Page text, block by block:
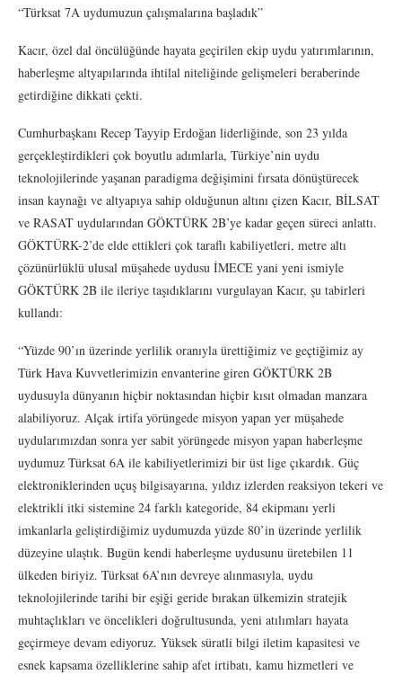
“Türksat 7A uydumuzun çalışmalarına başladık”
Kacır, özel dal öncülüğünde hayata geçirilen ekip uydu yatırımlarının,
haberleşme altyapılarında ihtilal niteliğinde gelişmeleri beraberinde
getirdiğine dikkati çekti.
Cumhurbaşkanı Recep Tayyip Erdoğan liderliğinde, son 23 yılda
gerçekleştirdikleri çok boyutlu adımlarla, Türkiye’nin uydu
teknolojilerinde yaşanan paradigma değişimini fırsata dönüştürecek
insan kaynağı ve altyapıya sahip olduğunun altını çizen Kacır, BİLSAT
ve RASAT uydularından GÖKTÜRK 2B’ye kadar geçen süreci anlattı.
GÖKTÜRK-2’de elde ettikleri çok taraflı kabiliyetleri, metre altı
çözünürlüklü ulusal müşahede uydusu İMECE yani yeni ismiyle
GÖKTÜRK 2B ile ileriye taşıdıklarını vurgulayan Kacır, şu tabirleri
kullandı:
“Yüzde 90’ın üzerinde yerlilik oranıyla ürettiğimiz ve geçtiğimiz ay
Türk Hava Kuvvetlerimizin envanterine giren GÖKTÜRK 2B
uydusuyla dünyanın hiçbir noktasından hiçbir kısıt olmadan manzara
alabiliyoruz. Alçak irtifa yörüngede misyon yapan yer müşahede
uydularımızdan sonra yer sabit yörüngede misyon yapan haberleşme
uydumuz Türksat 6A ile kabiliyetlerimizi bir üst lige çıkardık. Güç
elektroniklerinden uçuş bilgisayarına, yıldız izlerden reaksiyon tekeri ve
elektrikli itki sistemine 24 farklı kategoride, 84 ekipmanı yerli
imkanlarla geliştirdiğimiz uydumuzda yüzde 80’in üzerinde yerlilik
düzeyine ulaştık. Bugün kendi haberleşme uydusunu üretebilen 11
ülkeden biriyiz. Türksat 6A’nın devreye alınmasıyla, uydu
teknolojilerinde tarihi bir eşiği geride bırakan ülkemizin stratejik
muhtaçlıkları ve öncelikleri doğrultusunda, yeni atılımları hayata
geçirmeye devam ediyoruz. Yüksek süratli bilgi iletim kapasitesi ve
esnek kapsama özelliklerine sahip afet irtibatı, kamu hizmetleri ve